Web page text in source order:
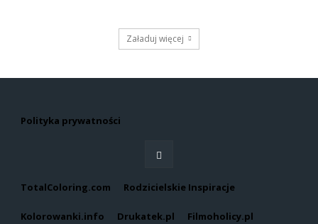
Załaduj więcej
Polityka prywatności
TotalColoring.com Rodzicielskie Inspiracje
Kolorowanki.info Drukatek.pl Filmoholicy.pl